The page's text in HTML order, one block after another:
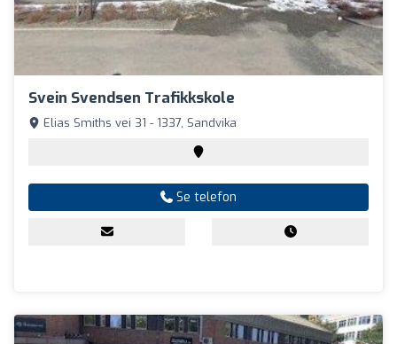
Svein Svendsen Trafikkskole
Elias Smiths vei 31 - 1337, Sandvika
Se telefon